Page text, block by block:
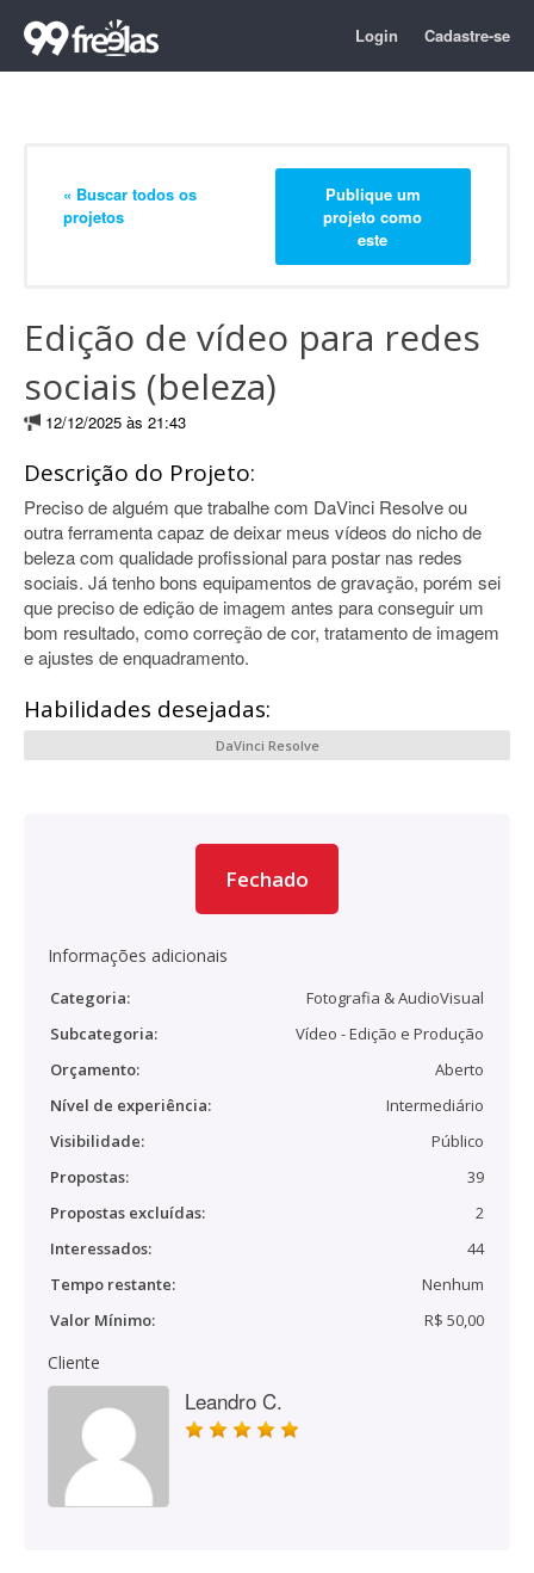
Login Cadastre-se
« Buscar todos os
projetos
Publique um
projeto como
este
Edição de vídeo para redes
sociais (beleza)
12/12/2025 às 21:43
Descrição do Projeto:
Preciso de alguém que trabalhe com DaVinci Resolve ou
outra ferramenta capaz de deixar meus vídeos do nicho de
beleza com qualidade profissional para postar nas redes
sociais. Já tenho bons equipamentos de gravação, porém sei
que preciso de edição de imagem antes para conseguir um
bom resultado, como correção de cor, tratamento de imagem
e ajustes de enquadramento.
Habilidades desejadas:
DaVinci Resolve
Fechado
Informações adicionais
Categoria:
Fotografia & AudioVisual
Subcategoria:
Vídeo - Edição e Produção
Orçamento:
Aberto
Nível de experiência:
Intermediário
Visibilidade:
Público
Propostas:
39
Propostas excluídas:
2
Interessados:
44
Tempo restante:
Nenhum
Valor Mínimo:
R$ 50,00
Cliente
Leandro C.